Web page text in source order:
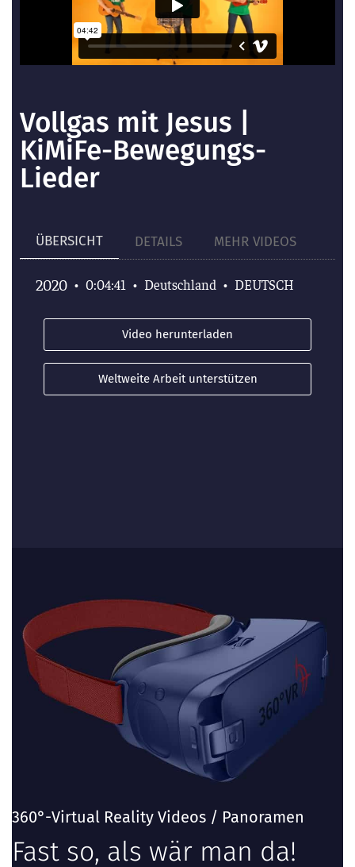
Vollgas mit Jesus |
KiMiFe-Bewegungs-
Lieder
ÜBERSICHT DETAILS MEHR VIDEOS
2020 • 0:04:41 • Deutschland • DEUTSCH
Video herunterladen
Weltweite Arbeit unterstützen
360°-Virtual Reality Videos / Panoramen
Fast so, als wär man da!